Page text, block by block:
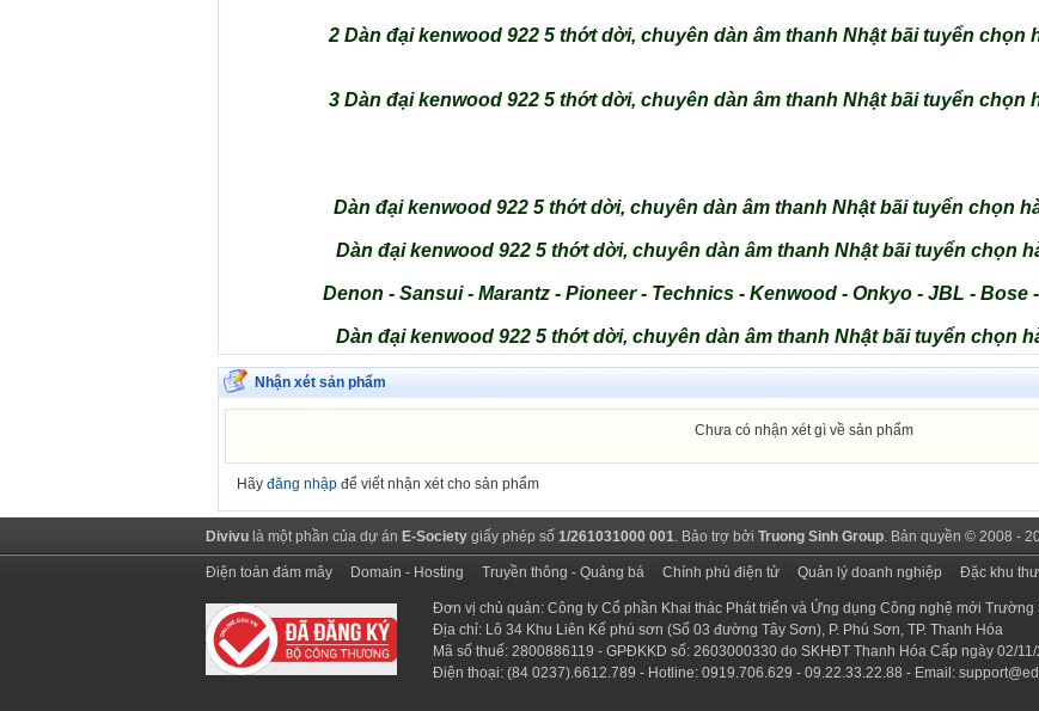
2 Dàn đại kenwood 922 5 thớt dời, chuyên dàn âm thanh Nhật bãi tuyển chọn
3 Dàn đại kenwood 922 5 thớt dời, chuyên dàn âm thanh Nhật bãi tuyển chọn
Dàn đại kenwood 922 5 thớt dời, chuyên dàn âm thanh Nhật bãi tuyển chọn
Dàn đại kenwood 922 5 thớt dời, chuyên dàn âm thanh Nhật bãi tuyển chọn
Denon - Sansui - Marantz - Pioneer - Technics - Kenwood - Onkyo - JBL - Bose
Dàn đại kenwood 922 5 thớt dời, chuyên dàn âm thanh Nhật bãi tuyển chọn
Nhận xét sản phẩm
Chưa có nhận xét gì về sản phẩm
Hãy đăng nhập để viết nhận xét cho sản phẩm
Divivu là một phần của dự án E-Society giấy phép số 1/261031000 001. Bảo trợ bởi Truong Sinh Group. Bản quyền © 2008 -
Điện toán đám mây Domain - Hosting Truyền thông - Quảng bá Chính phủ điện tử Quản lý doanh nghiệp Đặc khu
Đơn vị chủ quản: Công ty Cổ phần Khai thác Phát triển và Ứng dụng Công nghệ mới Trường
Địa chỉ: Lô 34 Khu Liên Kế phú sơn (Số 03 đường Tây Sơn), P. Phú Sơn, TP. Thanh Hóa
Mã số thuế: 2800886119 - GPĐKKD số: 2603000330 do SKHĐT Thanh Hóa Cấp ngày 02/
Điện thoại: (84 0237).6612.789 - Hotline: 0919.706.629 - 09.22.33.22.88 - Email: